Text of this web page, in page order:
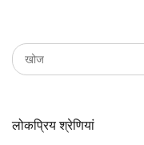
लोकप्रिय श्रेणियां